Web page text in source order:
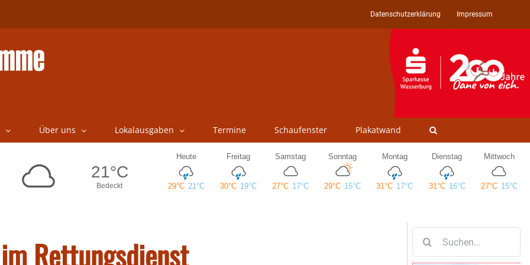
Datenschutzerklärung Impressum
Über uns Lokalausgaben Termine Schaufenster Plakatwand
Rettungsdienst
nach: